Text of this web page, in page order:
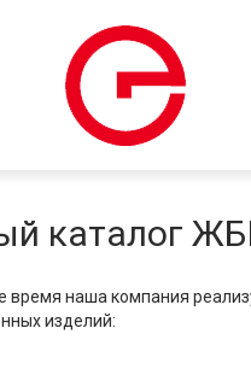
каталог
время наша компания
изделий: